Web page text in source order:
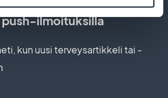
ilmoituksilla
kun uusi terveysartikkeli tai -